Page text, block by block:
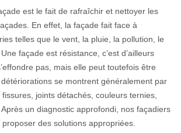
est le fait de rafraîchir et nettoyer les
En effet, la façade fait face à
telles que le vent, la pluie, la pollution, le
façade est résistance, c’est d’ailleurs
pas, mais elle peut toutefois être
se montrent généralement par
joints détachés, couleurs ternies,
un diagnostic approfondi, nos façadiers
des solutions appropriées.